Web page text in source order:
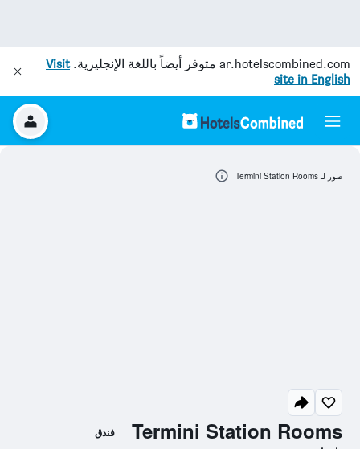
ar.hotelscombined.com متوفر أيضاً باللغة الإنجليزية.Visit
site in English
Termini Station Rooms فندق
صور لـ Termini Station Rooms